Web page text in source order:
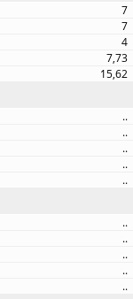
7
7
4
7,73
15,62
..
..
..
..
..
..
..
..
..
..